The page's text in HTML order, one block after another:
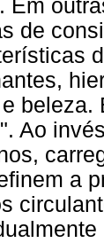
Em
de
beleza.
Ao
a